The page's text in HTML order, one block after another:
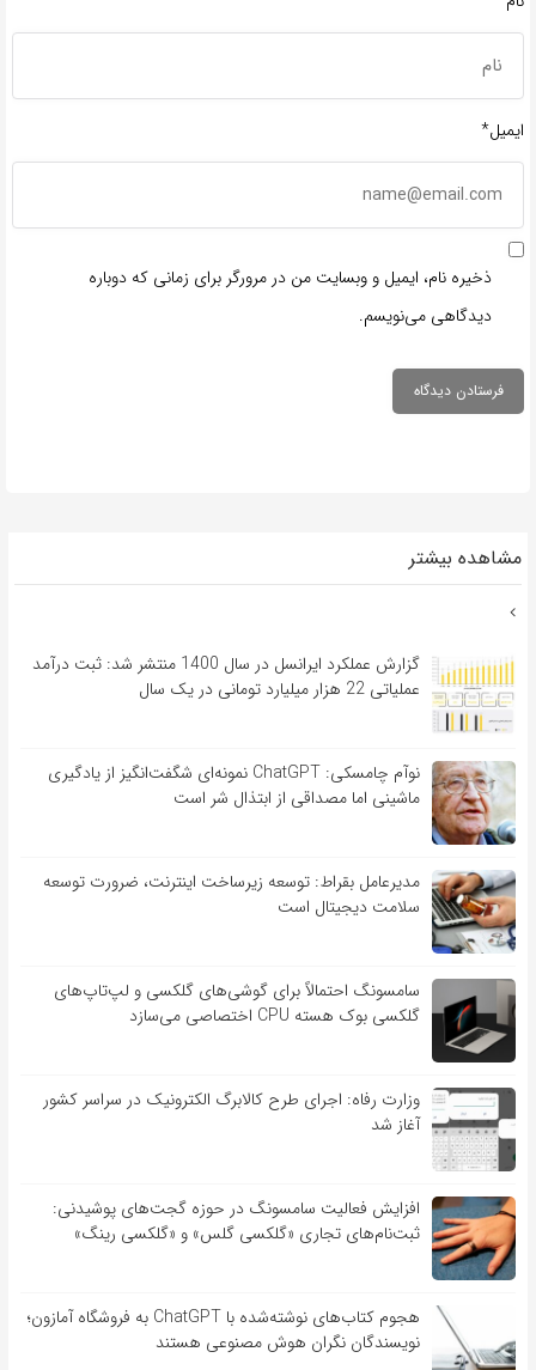
ایمیل*
ذخیره نام، ایمیل و وبسایت من در مرورگر برای زمانی که دوباره
دیدگاهی می‌نویسم.
مشاهده بیشتر
گزارش عملکرد ایرانسل در سال 1400 منتشر شد: ثبت درآمد
عملیاتی 22 هزار میلیارد تومانی در یک سال
نوآم چامسکی: ChatGPT نمونه‌ای شگفت‌انگیز از یادگیری
ماشینی اما مصداقی از ابتذال شر است
مدیرعامل بقراط: توسعه زیرساخت اینترنت، ضرورت توسعه
سلامت دیجیتال است
سامسونگ احتمالاً برای گوشی‌های گلکسی و لپ‌تاپ‌های
گلکسی بوک هسته CPU اختصاصی می‌سازد
وزارت رفاه: اجرای طرح کالابرگ الکترونیک در سراسر کشور
آغاز شد
افزایش فعالیت سامسونگ در حوزه گجت‌های پوشیدنی:
ثبت‌نام‌های تجاری «گلکسی گلس» و «گلکسی رینگ»
هجوم کتاب‌های نوشته‌شده با ChatGPT به فروشگاه آمازون؛
نویسندگان نگران هوش مصنوعی هستند